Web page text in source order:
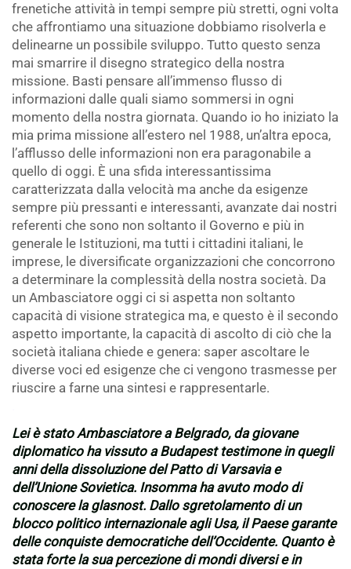
frenetiche attività in tempi sempre più stretti, ogni volta
che affrontiamo una situazione dobbiamo risolverla e
delinearne un possibile sviluppo. Tutto questo senza
mai smarrire il disegno strategico della nostra
missione. Basti pensare all’immenso flusso di
informazioni dalle quali siamo sommersi in ogni
momento della nostra giornata. Quando io ho iniziato la
mia prima missione all’estero nel 1988, un’altra epoca,
l’afflusso delle informazioni non era paragonabile a
quello di oggi. È una sfida interessantissima
caratterizzata dalla velocità ma anche da esigenze
sempre più pressanti e interessanti, avanzate dai nostri
referenti che sono non soltanto il Governo e più in
generale le Istituzioni, ma tutti i cittadini italiani, le
imprese, le diversificate organizzazioni che concorrono
a determinare la complessità della nostra società. Da
un Ambasciatore oggi ci si aspetta non soltanto
capacità di visione strategica ma, e questo è il secondo
aspetto importante, la capacità di ascolto di ciò che la
società italiana chiede e genera: saper ascoltare le
diverse voci ed esigenze che ci vengono trasmesse per
riuscire a farne una sintesi e rappresentarle.
Lei è stato Ambasciatore a Belgrado, da giovane
diplomatico ha vissuto a Budapest testimone in quegli
anni della dissoluzione del Patto di Varsavia e
dell’Unione Sovietica. Insomma ha avuto modo di
conoscere la glasnost. Dallo sgretolamento di un
blocco politico internazionale agli Usa, il Paese garante
delle conquiste democratiche dell’Occidente. Quanto è
stata forte la sua percezione di mondi diversi e in